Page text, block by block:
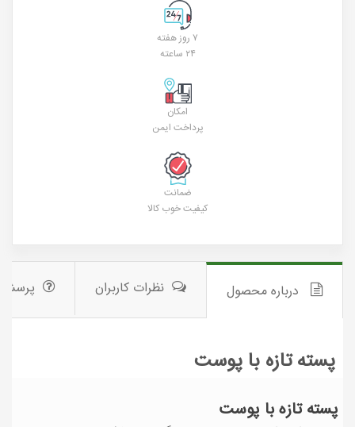
۷ روز هفته
۲۴ ساعته
امکان
پرداخت ایمن
ضمانت
کیفیت خوب کالا
درباره محصول نظرات کاربران
پسته تازه با پوست
پسته تازه با پوست